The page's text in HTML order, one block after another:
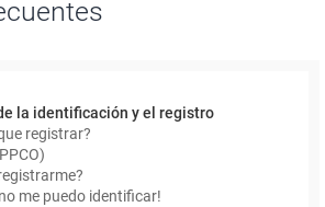
la identificación y el registro
registrar?
me puedo identificar!